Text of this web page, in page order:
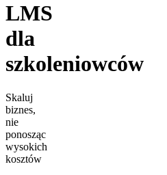
LMS
dla
szkoleniowców
Skaluj
biznes,
nie
ponosząc
wysokich
kosztów